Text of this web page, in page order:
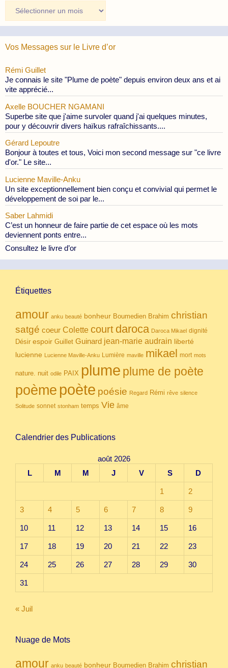
des
Publications
Vos Messages sur le Livre d’or
Rémi Guillet
Je connais le site "Plume de poète" depuis environ deux ans et ai
vite apprécié...
Axelle BOUCHER NGAMANI
Superbe site que j'aime survoler quand j'ai quelques minutes,
pour y découvrir divers haïkus rafraîchissants....
Gérard Lepoutre
Bonjour à toutes et tous, Voici mon second message sur "ce livre
d'or." Le site...
Lucienne Maville-Anku
Un site exceptionnellement bien conçu et convivial qui permet le
développement de soi par le...
Saber Lahmidi
C’est un honneur de faire partie de cet espace où les mots
deviennent ponts entre...
Consultez le livre d’or
Étiquettes
amour anku beauté bonheur Boumedien Brahim christian
satgé coeur Colette court daroca Daroca Mikael dignité
Désir espoir Guillet Guinard jean-marie audrain liberté
lucienne Lucienne Maville-Anku Lumière maville mikael mort mots
nature. nuit odile PAIX plume plume de poète
poème poète poésie Regard Rémi rêve silence
Solitude sonnet stonham temps Vie âme
Calendrier des Publications
août 2026
L
M M J V S D
1 2
3 4 5 6 7 8 9
10 11 12 13 14 15 16
17 18 19 20 21 22 23
24 25 26 27 28 29 30
31
« Juil
Nuage de Mots
amour anku beauté bonheur Boumedien Brahim christian